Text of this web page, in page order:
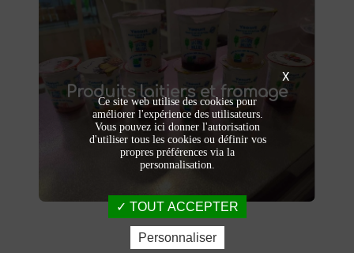
Produits laitiers et fromage
Produits laitiers et fromage
Dégustez nos
produits laitiers et fromages à
Saint-Saulve
. Yaourts crémeux, fromages
affinés et autres délices laitiers vous
attendent dans notre ferme. Livraison et
vente directe à la ferme pour une fraîcheur
garantie.
X
Ce site web utilise des cookies pour
améliorer l'expérience des utilisateurs.
Vous pouvez ici donner l'autorisation
d'utiliser tous les cookies ou définir vos
propres préférences via la
personnalisation.
TOUT ACCEPTER
Personnaliser